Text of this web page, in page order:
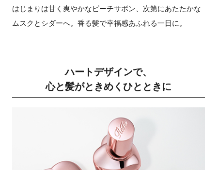
はじまりは甘く爽やかなピーチサボン、次第にあたたかな
ムスクとシダーへ。香る髪で幸福感あふれる一日に。
ハートデザインで、
心と髪がときめくひとときに